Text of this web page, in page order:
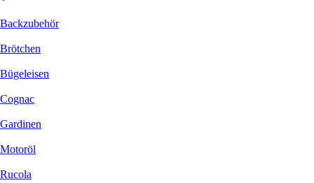
Backzubehör
Brötchen
Bügeleisen
Cognac
Gardinen
Motoröl
Rucola